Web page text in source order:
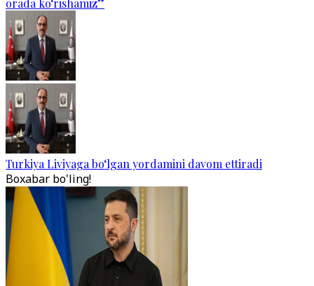
orada ko‘rishamiz”
Turkiya Liviyaga bo‘lgan yordamini davom ettiradi
Boxabar bo'ling!